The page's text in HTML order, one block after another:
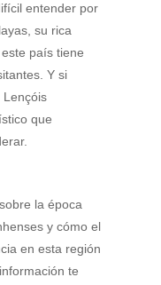
entender por
su rica
país tiene
Y si
Lençóis
que
la época
y cómo el
en esta región
te